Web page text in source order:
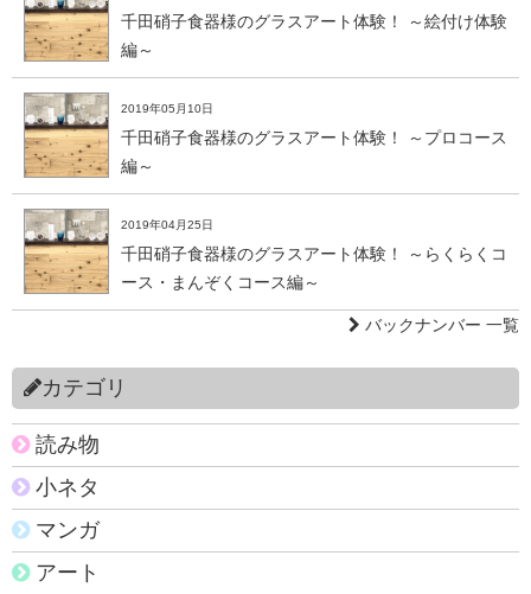
千田硝子食器様のグラスアート体験！ ～絵付け体験
編～
2019年05月10日
千田硝子食器様のグラスアート体験！ ～プロコース
編～
2019年04月25日
千田硝子食器様のグラスアート体験！ ～らくらくコ
ース・まんぞくコース編～
バックナンバー 一覧
カテゴリ
読み物
小ネタ
マンガ
アート